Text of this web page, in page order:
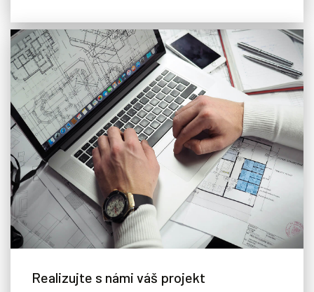
Speciální hydraulický systém posuvného dna, díky kterému si
Realizujte s námi váš projekt